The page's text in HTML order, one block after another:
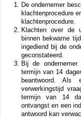
De ondernemer
klachtenprocedure
klachtenprocedure.
Klachten over de
binnen bekwame
ingediend bij de
geconstateerd.
Bij de
termijn van 14
beantwoord. Als
verwerkingstijd
termijn van 14
ontvangst en een
antwoord kan